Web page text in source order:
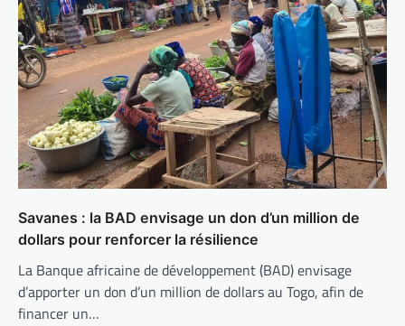
Savanes : la BAD envisage un don d’un million de
dollars pour renforcer la résilience
La Banque africaine de développement (BAD) envisage
d’apporter un don d’un million de dollars au Togo, afin de
financer un…